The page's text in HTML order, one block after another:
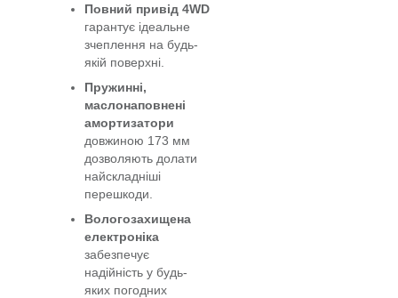
Повний привід 4WD
гарантує ідеальне
зчеплення на будь-
якій поверхні.
Пружинні,
маслонаповнені
амортизатори
довжиною 173 мм
дозволяють долати
найскладніші
перешкоди.
Вологозахищена
електроніка
забезпечує
надійність у будь-
яких погодних